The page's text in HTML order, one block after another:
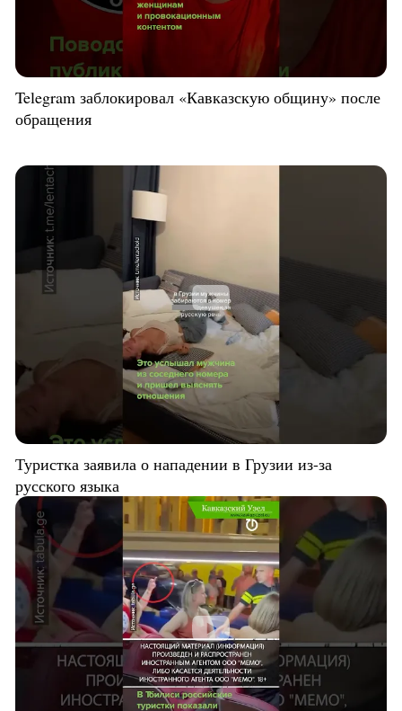
Telegram заблокировал «Кавказскую общину» после
обращения
Туристка заявила о нападении в Грузии из-за
русского языка